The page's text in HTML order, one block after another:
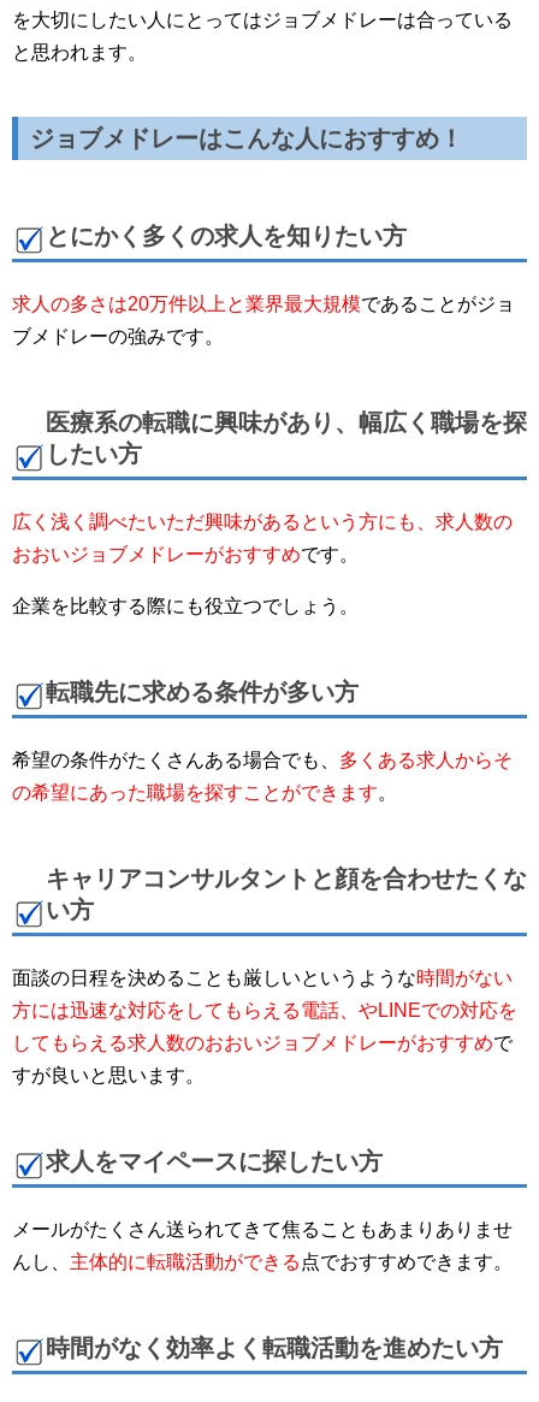
を大切にしたい人にとってはジョブメドレーは合っている
と思われます。
ジョブメドレーはこんな人におすすめ！
とにかく多くの求人を知りたい方
求人の多さは20万件以上と業界最大規模であることがジョ
ブメドレーの強みです。
医療系の転職に興味があり、幅広く職場を探
したい方
広く浅く調べたいただ興味があるという方にも、求人数の
おおいジョブメドレーがおすすめです。
企業を比較する際にも役立つでしょう。
転職先に求める条件が多い方
希望の条件がたくさんある場合でも、 多くある求人からそ
の希望にあった職場を探すことができます。
キャリアコンサルタントと顔を合わせたくな
い方
面談の日程を決めることも厳しいというような時間がない
方には迅速な対応をしてもらえる電話、やLINEでの対応を
してもらえる求人数のおおいジョブメドレーがおすすめで
すが良いと思います。
求人をマイペースに探したい方
メールがたくさん送られてきて焦ることもあまりありませ
んし、 主体的に転職活動ができる 点でおすすめできます。
時間がなく効率よく転職活動を進めたい方